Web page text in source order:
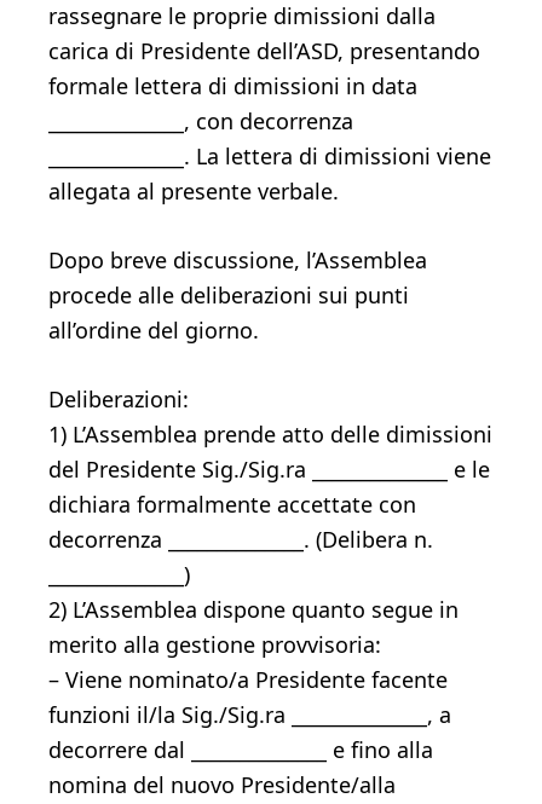
rassegnare le proprie dimissioni dalla
carica di Presidente dell’ASD, presentando
formale lettera di dimissioni in data
______________, con decorrenza
______________. La lettera di dimissioni viene
allegata al presente verbale.
Dopo breve discussione, l’Assemblea
procede alle deliberazioni sui punti
all’ordine del giorno.
Deliberazioni:
1) L’Assemblea prende atto delle dimissioni
del Presidente Sig./Sig.ra ______________ e le
dichiara formalmente accettate con
decorrenza ______________. (Delibera n.
______________)
2) L’Assemblea dispone quanto segue in
merito alla gestione provvisoria:
– Viene nominato/a Presidente facente
funzioni il/la Sig./Sig.ra ______________, a
decorrere dal ______________ e fino alla
nomina del nuovo Presidente/alla